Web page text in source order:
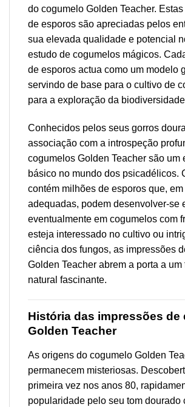
do cogumelo Golden Teacher.
de esporos são apreciadas pelos
sua elevada qualidade e potencial
estudo de cogumelos mágicos.
de esporos actua como um modelo
servindo de base para o cultivo de
para a exploração da
Conhecidos pelos seus gorros
associação com a introspeção
cogumelos Golden Teacher são um
básico no mundo dos psicadélicos.
contém milhões de esporos que,
adequadas, podem desenvolver-se
eventualmente em cogumelos com
esteja interessado no cultivo ou
ciência dos fungos, as impressões
Golden Teacher abrem a porta a um
natural fascinante.
História das impressões de
Golden Teacher
As origens do cogumelo Golden
permanecem misteriosas.
primeira vez nos anos 80,
popularidade pelo seu tom dourado